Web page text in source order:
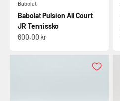
Babolat
Babolat Pulsion All Court
JR Tennissko
Salgspris
600,00 kr